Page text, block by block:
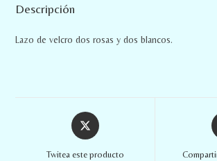
Descripción
Lazo de velcro dos rosas y dos blancos.
Twitea este producto